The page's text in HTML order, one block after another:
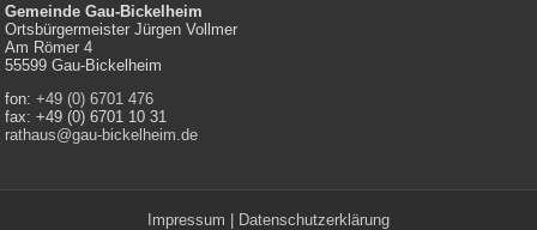
Gemeinde Gau-Bickelheim
Ortsbürgermeister Jürgen Vollmer
Am Römer 4
55599 Gau-Bickelheim
fon:+49 (0) 6701 476
fax: +49 (0) 6701 10 31
rathaus@gau-bickelheim.de
Impressum Datenschutzerklärung